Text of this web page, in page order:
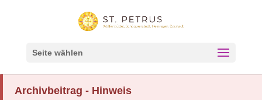
Seite wählen
Archivbeitrag - Hinweis